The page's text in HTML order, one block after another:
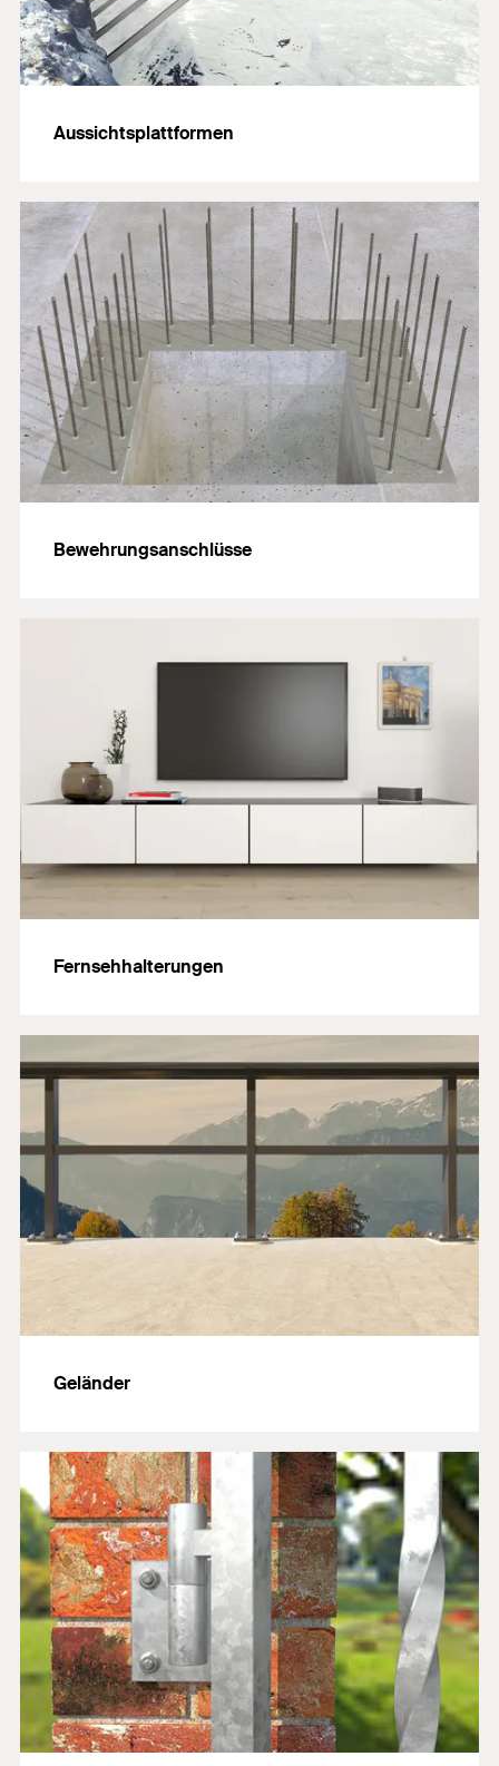
Aussichtsplattformen
Bewehrungsanschlüsse
Fernsehhalterungen
Geländer